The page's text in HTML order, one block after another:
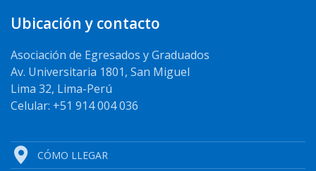
Ubicación y contacto
Asociación de Egresados y Graduados
Av. Universitaria 1801, San Miguel
Lima 32, Lima-Perú
Celular: +51 914 004 036
CÓMO LLEGAR